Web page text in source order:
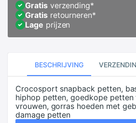
Gratisverzending*
Gratisretourneren*
Lage prijzen
BESCHRIJVING
Crocosport snapback petten,
hiphop petten, goedkope petten
vrouwen, gorras hoeden met
damage petten